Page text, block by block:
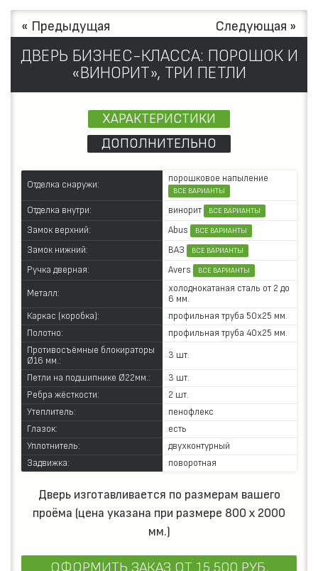
« Предыдущая Следующая »
ДВЕРЬ БИЗНЕС-КЛАССА: ПОРОШОК И
«ВИНОРИТ», ТРИ ПЕТЛИ
ХАРАКТЕРИСТИКИ
ДОПОЛНИТЕЛЬНО
Отделка снаружи:
порошковое напыление
ВСЕ ВАРИАНТЫ
Отделка внутри: винорит ВСЕ ВАРИАНТЫ
Замок верхний: Abus ВСЕ ВАРИАНТЫ
Замок нижний: ВАЗ ВСЕ ВАРИАНТЫ
Ручка дверная: Avers ВСЕ ВАРИАНТЫ
Металл:
холоднокатаная сталь от 2 до
6 мм.
Каркас (коробка):
профильная труба 50х25 мм.
Полотно:
профильная труба 40х25 мм.
Противосъёмные блокираторы
Ø16 мм.:
3 шт.
Петли на подшипнике Ø22мм.:
3 шт.
Ребра жёсткости:
2 шт.
Утеплитель:
пенофлекс
Глазок:
есть
Уплотнитель:
двухконтурный
Задвижка:
поворотная
Дверь изготавливается по размерам вашего
проёма (цена указана при размере 800 х 2000
мм.)
ОФОРМИТЬ ЗАКАЗ ОТ 15 500 РУБ.